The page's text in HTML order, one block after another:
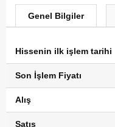
Genel Bilgiler
Hissenin ilk işlem tarihi
Son İşlem Fiyatı
Alış
Satış